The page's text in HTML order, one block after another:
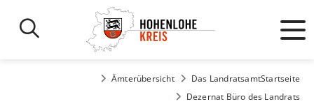
Startseite
Das Landratsamt
Ämterübersicht
Dezernat Büro des Landrats